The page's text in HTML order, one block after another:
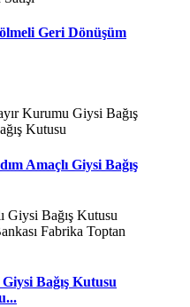
Geri Dönüşüm
Amaçlı Giysi Bağış
Bağış Kutusu